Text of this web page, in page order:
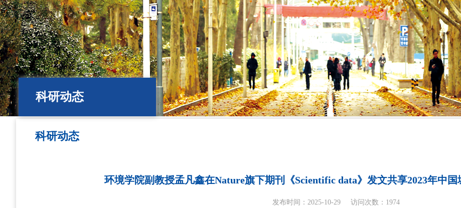
科研动态
科研动态
环境学院副教授孟凡鑫在Nature旗下期刊《Scientific data》发文共享2023年中
发布时间：2025-10-29 访问次数： 1974